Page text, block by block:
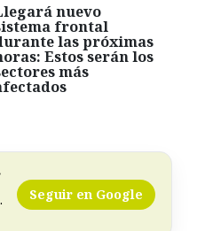
nuevo
frontal
las próximas
Estos serán los
más
Seguir en Google